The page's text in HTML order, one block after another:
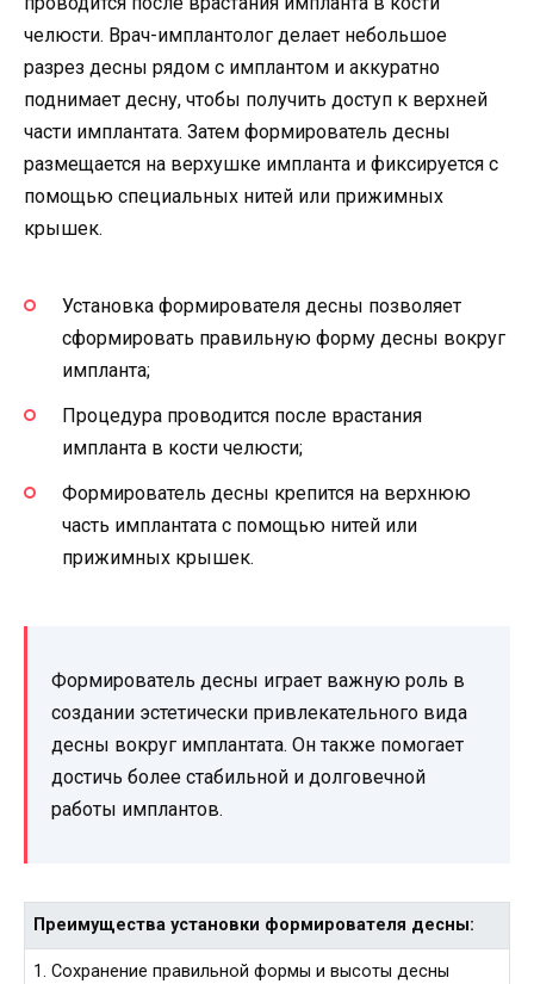
челюсти. Врач-имплантолог делает небольшое
разрез десны рядом с имплантом и аккуратно
поднимает десну, чтобы получить доступ к верхней
части имплантата. Затем формирователь десны
размещается на верхушке импланта и фиксируется с
помощью специальных нитей или прижимных
крышек.
Установка формирователя десны позволяет
сформировать правильную форму десны вокруг
импланта;
Процедура проводится после врастания
импланта в кости челюсти;
Формирователь десны крепится на верхнюю
часть имплантата с помощью нитей или
прижимных крышек.
Формирователь десны играет важную роль в
создании эстетически привлекательного вида
десны вокруг имплантата. Он также помогает
достичь более стабильной и долговечной
работы имплантов.
Преимущества установки формирователя десны:
1. Сохранение правильной формы и высоты десны